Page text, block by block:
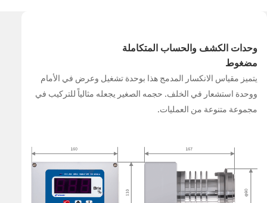
وحدات الكشف والحساب المتكاملة
مضغوط
يتميز مقياس الانكسار المدمج هذا بوحدة تشغيل وعرض في الأمام
ووحدة استشعار في الخلف. حجمه الصغير يجعله مثالياً للتركيب في
مجموعة متنوعة من العمليات.